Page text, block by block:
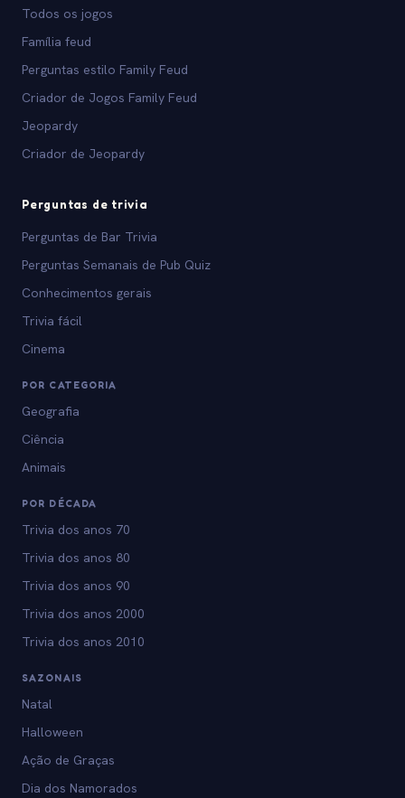
Todos os jogos
Família feud
Perguntas estilo Family Feud
Criador de Jogos Family Feud
Jeopardy
Criador de Jeopardy
Perguntas de trivia
Perguntas de Bar Trivia
Perguntas Semanais de Pub Quiz
Conhecimentos gerais
Trivia fácil
Cinema
POR CATEGORIA
Geografia
Ciência
Animais
POR DÉCADA
Trivia dos anos 70
Trivia dos anos 80
Trivia dos anos 90
Trivia dos anos 2000
Trivia dos anos 2010
SAZONAIS
Natal
Halloween
Ação de Graças
Dia dos Namorados